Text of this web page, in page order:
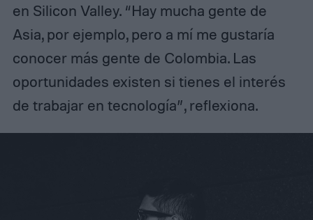
en Silicon Valley. “Hay mucha gente de
Asia, por ejemplo, pero a mí me gustaría
conocer más gente de Colombia. Las
oportunidades existen si tienes el interés
de trabajar en tecnología”, reflexiona.